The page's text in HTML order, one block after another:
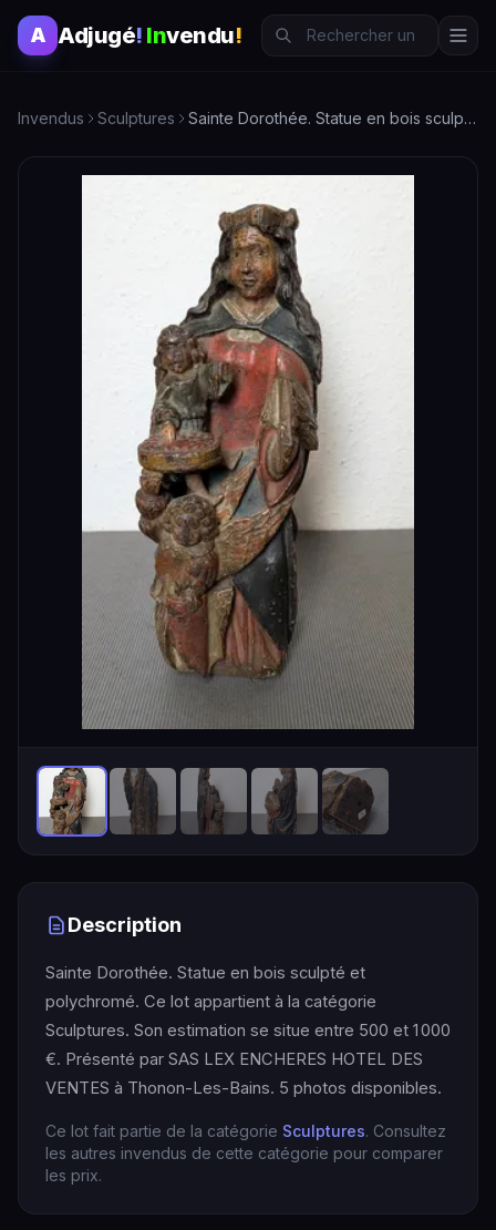
A Adjugé! Invendu!
Invendus Sculptures Sainte Dorothée. Statue en bois sculpté et polychromé.
Description
Sainte Dorothée. Statue en bois sculpté et
polychromé. Ce lot appartient à la catégorie
Sculptures. Son estimation se situe entre 500 et 1 000
€. Présenté par SAS LEX ENCHERES HOTEL DES
VENTES à Thonon-Les-Bains. 5 photos disponibles.
Ce lot fait partie de la catégorie Sculptures. Consultez
les autres invendus de cette catégorie pour comparer
les prix.